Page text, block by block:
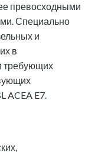
превосходными
Специально
и
в
требующих
ACEA E7.